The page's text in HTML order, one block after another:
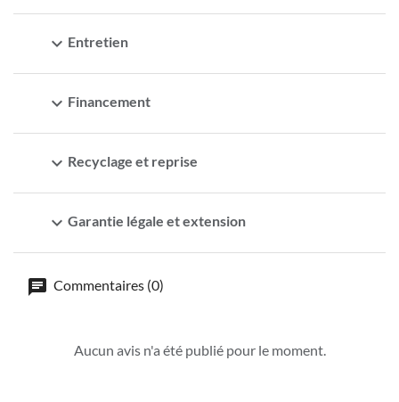
expand_more Entretien
expand_more Financement
expand_more Recyclage et reprise
expand_more Garantie légale et extension
Commentaires (0)
Aucun avis n'a été publié pour le moment.